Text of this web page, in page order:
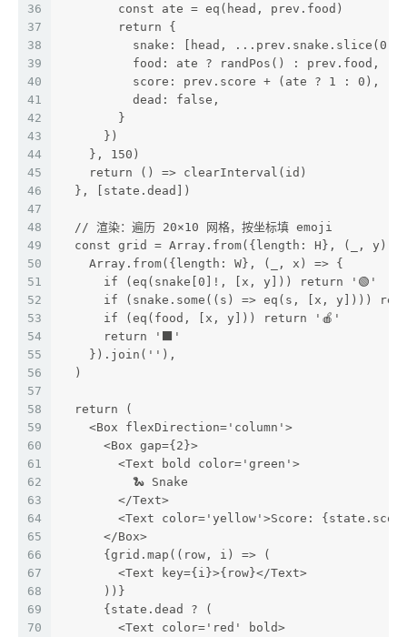
36
37
38
39
40
41
42
43
44
45
46
47
48
49
50
51
52
53
54
55
56
57
58
59
60
61
62
63
64
65
66
67
68
69
70
        const ate = eq(head, prev.food)
        return {
snake: [head, ...prev.snake.slice(0,
          food: ate ? randPos() : prev.food,
          score: prev.score + (ate ? 1 : 0),
          dead: false,
        }
      })
    }, 150)
    return () => clearInterval(id)
  }, [state.dead])
  // 渲染：遍历 20×10 网格，按坐标填 emoji
const grid = Array.from({length: H}, (_, y)
    Array.from({length: W}, (_, x) => {
      if (eq(snake[0]!, [x, y])) return '🟢'
if (snake.some((s) => eq(s, [x, y])))
      if (eq(food, [x, y])) return '🍎'
      return '⬛'
    }).join(''),
  )
  return (
    <Box flexDirection='column'>
      <Box gap={2}>
        <Text bold color='green'>
          🐍 Snake
        </Text>
<Text color='yellow'>Score:
      </Box>
      {grid.map((row, i) => (
        <Text key={i}>{row}</Text>
      ))}
      {state.dead ? (
        <Text color='red' bold>